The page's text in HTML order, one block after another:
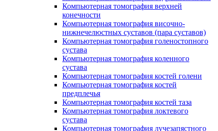
Компьютерная томография верхней
конечности
Компьютерная томография височно-
нижнечелюстных суставов (пара суставов)
Компьютерная томография голеностопного
сустава
Компьютерная томография коленного
сустава
Компьютерная томография костей голени
Компьютерная томография костей
предплечья
Компьютерная томография костей таза
Компьютерная томография локтевого
сустава
Компьютерная томография лучезапястного